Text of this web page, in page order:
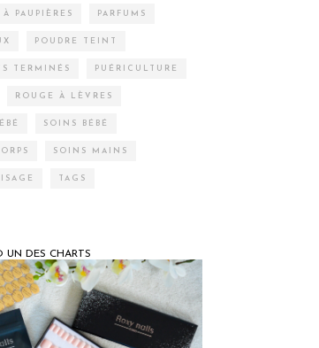
À PAUPIÈRES PARFUMS
POUDRE TEINT
TERMINÉS PUÉRICULTURE
ROUGE À LÈVRES
SOINS BÉBÉ
SOINS MAINS
TAGS
UN DES CHARTS